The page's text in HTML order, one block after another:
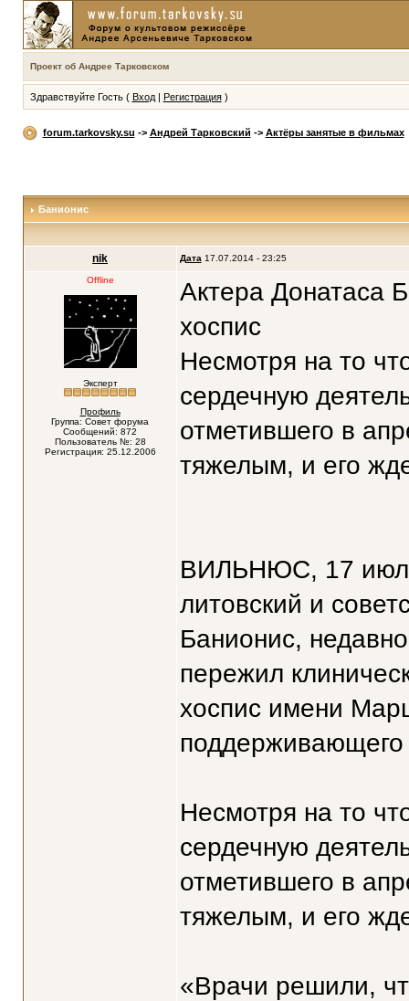
Проект об Андрее Тарковском
Здравствуйте Гость ( Вход| Регистрация)
forum.tarkovsky.su -> Андрей Тарковский -> Актёры занятые в фильмах
Банионис
nik Дата 17.07.2014 - 23:25
Offline
Эксперт
Профиль
Группа: Совет форума
Сообщений: 872
Пользователь №: 28
Регистрация: 25.12.2006
Актера Донатаса
хоспис
Несмотря на то
сердечную
отметившего в
тяжелым, и его
ВИЛЬНЮС, 17 июл
литовский и
Банионис,
пережил
хоспис имени
Несмотря на то
сердечную
отметившего в
тяжелым, и его
«Врачи решили,